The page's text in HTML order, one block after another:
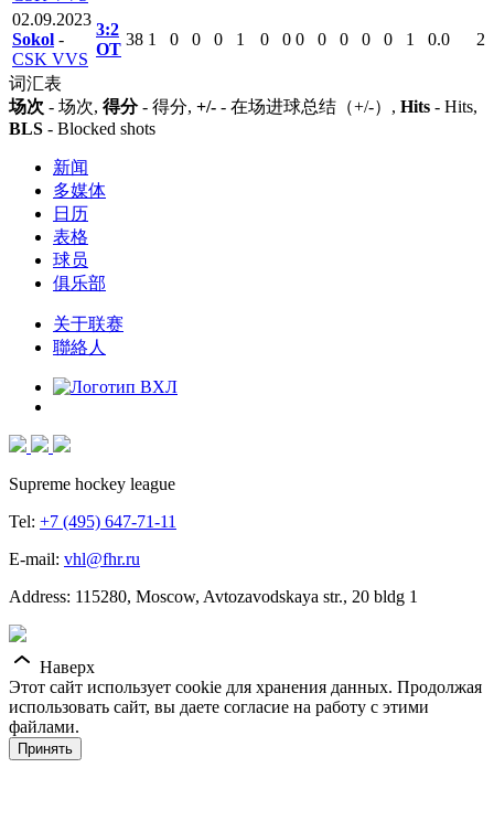
02.09.2023
Sokol -
CSK VVS
3:2
ОТ
38 1 0 0 0 1 0 0 0 0 0 0 0 1 0.0 2
词汇表
场次 - 场次, 得分- 得分, +/- - 在场进球总结（+/-）, Hits - Hits,
BLS - Blocked shots
新闻
多媒体
日历
表格
球员
俱乐部
关于联赛
聯絡人
Supreme hockey league
Tel: +7 (495) 647-71-11
E-mail: vhl@fhr.ru
Address: 115280, Moscow, Avtozavodskaya str., 20 bldg 1
Наверх
Этот сайт использует cookie для хранения данных. Продолжая
использовать сайт, вы даете согласие на работу с этими
файлами.
Принять